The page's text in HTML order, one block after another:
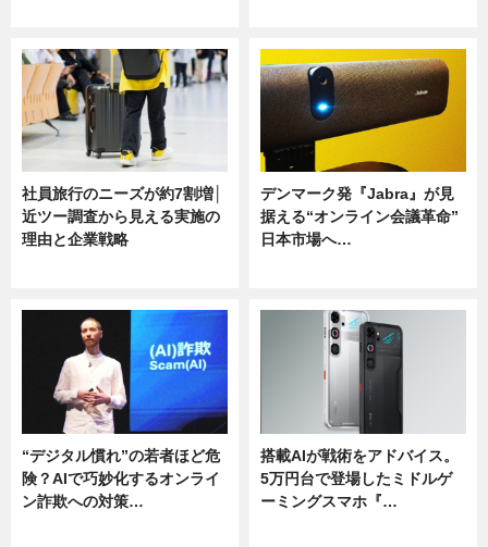
社員旅行のニーズが約7割増│
近ツー調査から見える実施の
理由と企業戦略
デンマーク発『Jabra』が見
据える“オンライン会議革命”
日本市場へ…
“デジタル慣れ”の若者ほど危
険？AIで巧妙化するオンライ
ン詐欺への対策…
搭載AIが戦術をアドバイス。
5万円台で登場したミドルゲ
ーミングスマホ『…